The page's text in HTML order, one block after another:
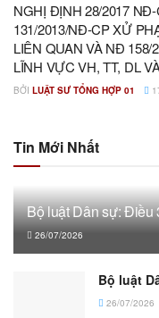
NGHỊ ĐỊNH 28/2017
131/2013/NĐ-CP XỬ
LIÊN QUAN VÀ NĐ
LĨNH VỰC VH, TT, DL
BỞI LUẬT SƯ TỔNG HỢP 01
Tin Mới Nhất
Bộ luật Dân sự: Điều
26/07/2026
Bộ luật
26/07/2026